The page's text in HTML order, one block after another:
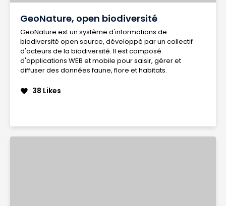
GeoNature, open biodiversité
GeoNature est un système d'informations de
biodiversité open source, développé par un collectif
d'acteurs de la biodiversité. Il est composé
d'applications WEB et mobile pour saisir, gérer et
diffuser des données faune, flore et habitats.
favorite 38 Likes